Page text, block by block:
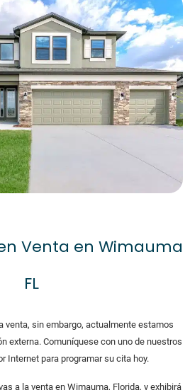
Venta en Wimauma
FL
venta, sin embargo, actualmente estamos
externa. Comuníquese con uno de nuestros
Internet para programar su cita hoy.
a la venta en Wimauma, Florida, y exhibirá